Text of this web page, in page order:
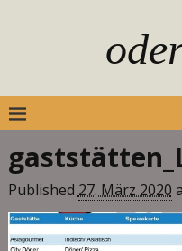
Bilder-Navigation
Published 27. März 2020